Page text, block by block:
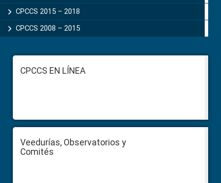
CPCCS 2015 – 2018
CPCCS 2008 – 2015
FooterCPCCS EN LÍNEA
Veedurías, Observatorios y
Comités